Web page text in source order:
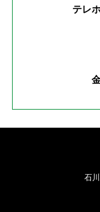
テレ
石